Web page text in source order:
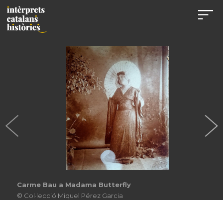
Carme Bau a Madama Butterfly
© Col·lecció Miquel Pérez Garcia